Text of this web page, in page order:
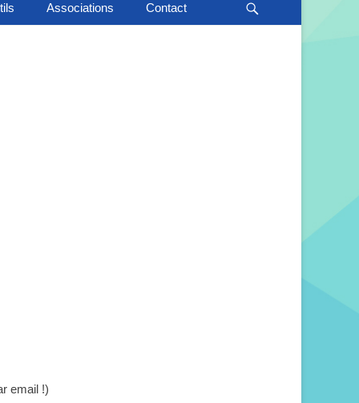
Associations Contact
email !)